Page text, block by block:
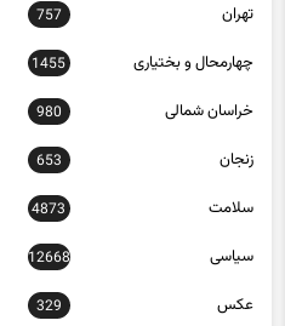
تهران 757
چهارمحال و بختیاری 1455
خراسان شمالی 980
زنجان 653
سلامت 4873
سیاسی 12668
عکس 329